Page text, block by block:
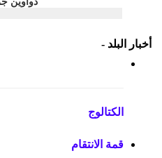
أخبار البلد -
الكتالوج
قمة الانتقام